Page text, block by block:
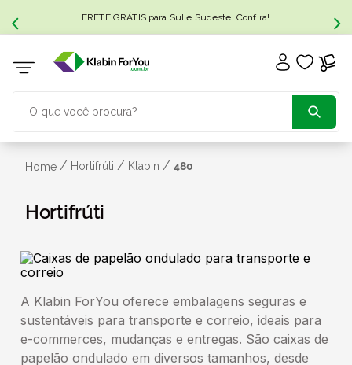
FRETE GRÁTIS para Sul e Sudeste. Confira!
Home / Hortifrúti / Klabin / 480
Hortifrúti
A Klabin ForYou oferece embalagens seguras e
sustentáveis para transporte e correio, ideais para
e-commerces, mudanças e entregas. São caixas de
papelão ondulado em diversos tamanhos, desde
TERMOS MAIS BUSCADOS
º
º caixa sedex
4º bebida